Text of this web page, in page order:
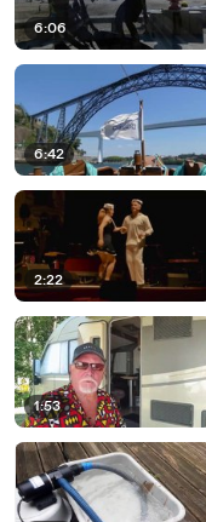
6:06
6:42
2:22
1:53